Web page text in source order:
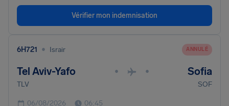
Vérifier mon indemnisation
6H721 • Israir ANNULÉ
Tel Aviv-Yafo • • Sofia
TLV SOF
06/08/2026 06:45